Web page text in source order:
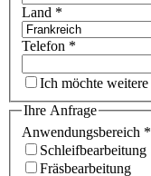
Land *
Telefon *
Ihre Anfrage
Anwendungsbereich *
Schleifbearbeitung
Fräsbearbeitung